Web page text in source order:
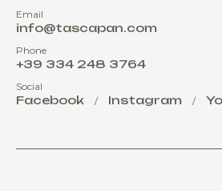
Email
info@tascapan.com
Phone
+39 334 248 3764
Social
Facebook / Instagram /